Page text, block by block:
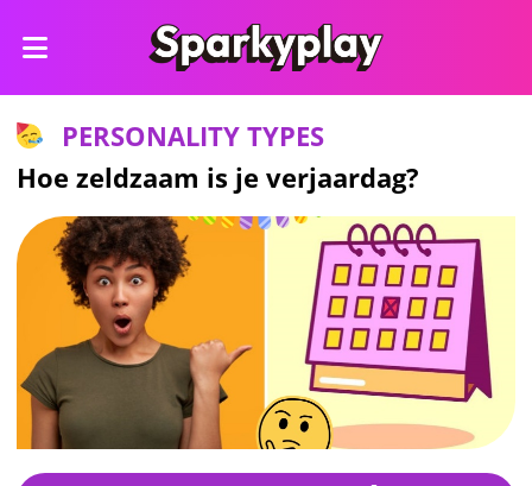
PERSONALITY TYPES
Hoe zeldzaam is je verjaardag?